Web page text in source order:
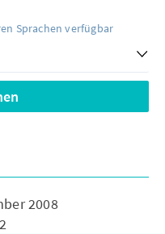
Sprachen verfügbar
2008